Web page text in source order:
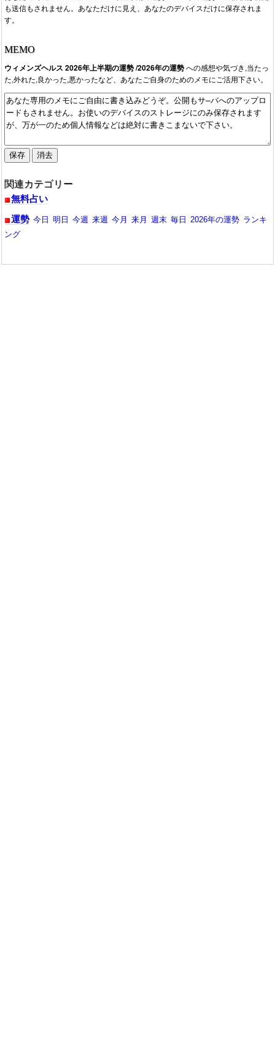
も送信もされません。あなただけに見え、あなたのデバイスだけに保存されま
す。
MEMO
ウィメンズヘルス 2026年上半期の運勢 /2026年の運勢への感想や気づき,当たっ
た,外れた,良かった,悪かったなど、あなたご自身のためのメモにご活用下さい。
関連カテゴリー
無料占い
運勢 今日 明日 今週 来週 今月 来月 週末 毎日 2026年の運勢 ランキ
ング